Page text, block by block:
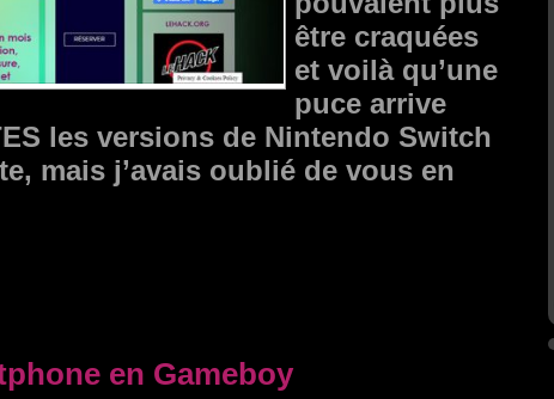
être craquées
et voilà qu’une
puce arrive
les versions de Nintendo Switch
mais j’avais oublié de vous en
en Gameboy